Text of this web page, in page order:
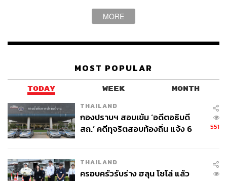
สัมพันธ์ทางกายก็ไม่ต่างกัน บัวและเมศไม่ได้มีเซ็กซ์กันมา
นานหลายปี ซึ่งตรงจุดนี้หลายคู่อาจคิดว่าไม่ใช่เรื่องสำคัญ
แต่เซ็กซ์คือการยืนยันความรักรูปแบบหนึ่ง อย่างน้อยก็ทำให้
บกพร่องในเรื่องนี้ของบัวอาจเป็นปมสำคัญที่ถูกหยิบขึ้นมา
MORE
MOST POPULAR
TODAY WEEK MONTH
THAILAND
กองปราบฯ สอบเข้ม ‘อดีตอธิบดี
สถ.’ คดีทุจริตสอบท้องถิ่น แจ้ง 6
551
THAILAND
ครอบครัวรับร่าง ฮลุน โซโล่ แล้ว